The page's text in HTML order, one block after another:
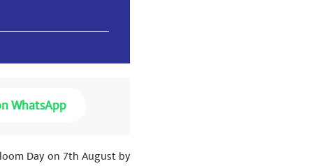
WhatsApp
Day on 7th August by